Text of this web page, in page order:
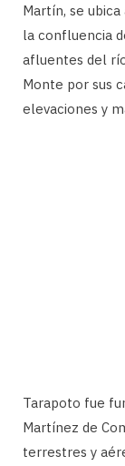
Martín, se
la confluencia
afluentes del
Monte por sus
elevaciones y
Tarapoto fue
Martínez de
terrestres y